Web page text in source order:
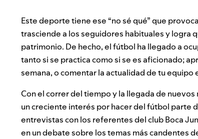
Este deporte tiene ese “no sé qué” que
trasciende a los seguidores habituales y logra
patrimonio. De hecho, el fútbol ha llegado a
tanto si se practica como si se es aficionado;
semana, o comentar la actualidad de tu equipo
Con el correr del tiempo y la llegada de
un creciente interés por hacer del fútbol parte
entrevistas con los referentes del club Boca
en un debate sobre los temas más candentes